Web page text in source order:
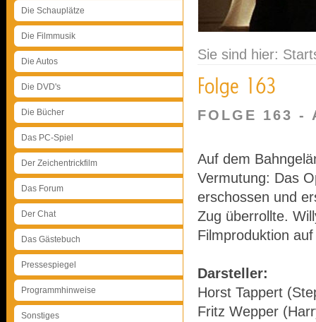
Die Schauplätze
Die Filmmusik
Die Autos
Die DVD's
Die Bücher
Das PC-Spiel
Der Zeichentrickfilm
Das Forum
Der Chat
Das Gästebuch
Pressespiegel
Programmhinweise
Sonstiges
Sie sind hier:
FOLGE 163 -
Auf dem
Vermutung: Das
erschossen und
Zug überrollte.
Filmproduktion
Darsteller:
Horst Tappert
Fritz Wepper